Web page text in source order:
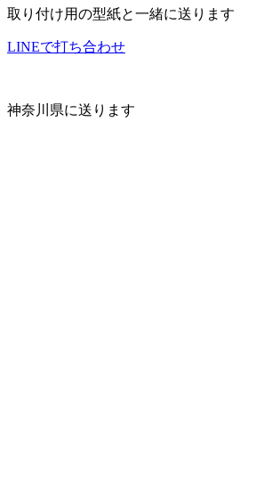
取り付け用の型紙と一緒に送ります
LINEで打ち合わせ
神奈川県に送ります